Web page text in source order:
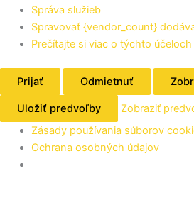
Správa služieb
Spravovať {vendor_count}
Prečítajte si viac o týchto účeloch
Prijať Odmietnuť
Uložiť predvoľby
Zobraziť
Zásady používania súborov
Ochrana osobných údajov